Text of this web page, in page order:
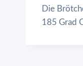
Die
185 Grad